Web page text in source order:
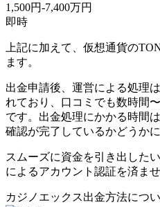
1,500円-7,400万円
即時
上記に加えて、仮想通貨の
ます。
出金申請後、運営による処理
れており、口コミでも数時間
です。出金処理にかかる時間
確認が完了しているかどうか
スムーズに資金を引き出した
によるアカウント認証を済ま
カジノエックス出金方法につ